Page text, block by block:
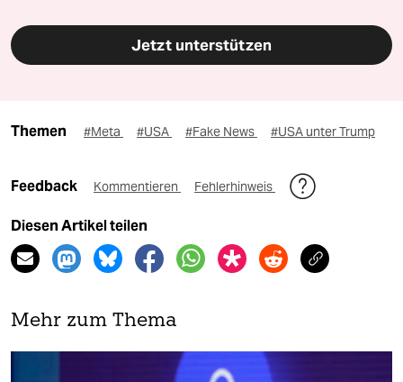
Jetzt unterstützen
Themen #Meta #USA #Fake News #USA unter Trump
Feedback Kommentieren Fehlerhinweis
Diesen Artikel teilen
Mehr zum Thema